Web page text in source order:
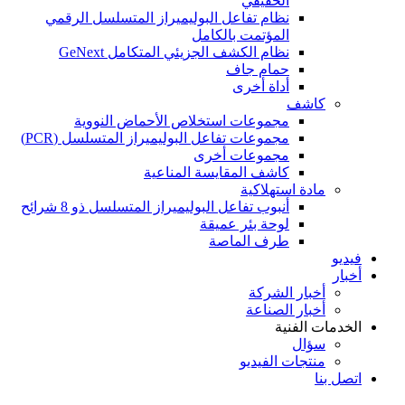
نظام تفاعل البوليميراز المتسلسل الرقمي
المؤتمت بالكامل
نظام الكشف الجزيئي المتكامل GeNext
حمام جاف
أداة أخرى
كاشف
مجموعات استخلاص الأحماض النووية
مجموعات تفاعل البوليميراز المتسلسل (PCR)
مجموعات أخرى
كاشف المقايسة المناعية
مادة استهلاكية
أنبوب تفاعل البوليميراز المتسلسل ذو 8 شرائح
لوحة بئر عميقة
طرف الماصة
فيديو
أخبار
أخبار الشركة
أخبار الصناعة
الخدمات الفنية
سؤال
منتجات الفيديو
اتصل بنا